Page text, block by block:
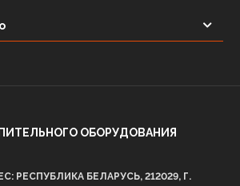
ОБОРУДОВАНИЯ
РЕСПУБЛИКА БЕЛАРУСЬ, 212029, Г.